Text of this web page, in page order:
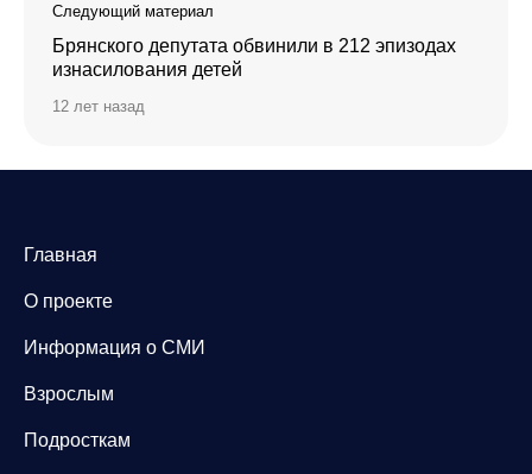
Следующий материал
Брянского депутата обвинили в 212 эпизодах
изнасилования детей
12 лет назад
Главная
О проекте
Информация о СМИ
Взрослым
Подросткам